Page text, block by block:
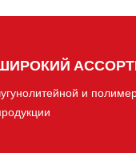
и